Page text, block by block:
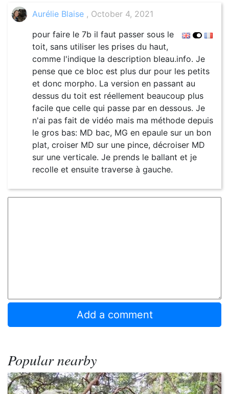
Aurélie Blaise , October 4, 2021
pour faire le 7b il faut passer sous le
toit, sans utiliser les prises du haut,
comme l'indique la description bleau.info. Je
pense que ce bloc est plus dur pour les petits
et donc morpho. La version en passant au
dessus du toit est réellement beaucoup plus
facile que celle qui passe par en dessous. Je
n'ai pas fait de vidéo mais ma méthode depuis
le gros bas: MD bac, MG en epaule sur un bon
plat, croiser MD sur une pince, décroiser MD
sur une verticale. Je prends le ballant et je
recolle et ensuite traverse à gauche.
Popular nearby